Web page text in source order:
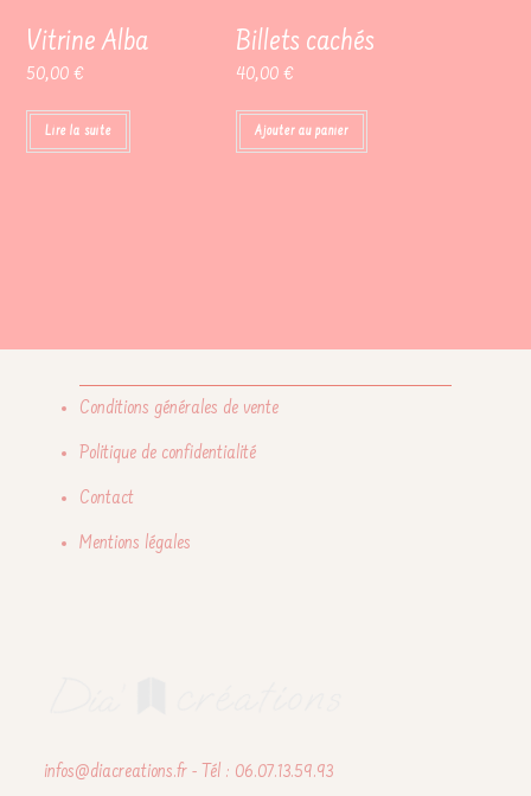
Vitrine Alba
50,00€
Lire la suite
Billets cachés
40,00 €
Ajouter au panier
Conditions générales de vente
Politique de confidentialité
Contact
Mentions légales
infos@diacreations.fr - Tél : 06.07.13.59.93